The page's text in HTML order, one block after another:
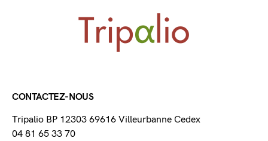
CONTACTEZ-NOUS
Tripalio BP 12303 69616 Villeurbanne Cedex
04 81 65 33 70